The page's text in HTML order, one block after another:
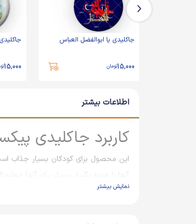
جاکلیدی یا ابوالفضل العباس
15,000تومان 15,000
اطلاعات بیشتر
کاربرد جاکلیدی
این محصول برای کودکان بسیار جذاب
آنها را هدیه بگیرد. بسیار برای آنها
نمایش بیشتر